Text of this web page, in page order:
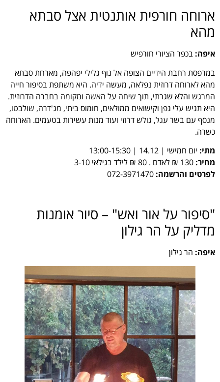
ארוחה חורפית אותנטית אצל סבתא
מהא
איפה: בכפר הציורי חורפיש
במרפסת רחבת הידיים הצופה אל נוף גלילי יפהפה, מארחת סבתא
מהא לארוחה דרוזית נפלאה, מעשה ידיה. היא משתפת בסיפור חייה
המרגש והלא שגרתי, תוך שיחה על האשה ומקומה בחברה הדרוזית.
היא תגיש עלי גפן וקישואים ממולאים, חומוס ביתי, מג'דרה, שולבטו,
מנסף עם בשר עגל, גולש דרוזי ועוד מנות עשירות בטעמים. הארוחה
כשרה.
מתי: יום חמישי | 14.12 | 13:00-15:30
מחיר:
לפרטים והרשמה:
"סיפור על אור ואש" – סיור אומנות
מדליק על הר גילון
איפה: הר גילון